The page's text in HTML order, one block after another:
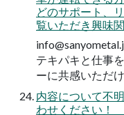
どのサポート、
覧いただき興味
テキパキと仕事
ーに共感いただ
内容について不
わせください